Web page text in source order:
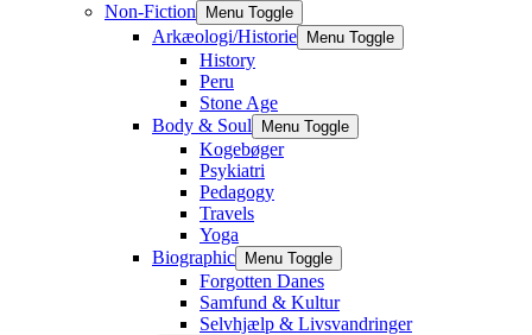
Non-Fiction
Menu Toggle
Arkæologi/Historie Menu Toggle
History
Peru
Stone Age
Body & Soul
Menu Toggle
Kogebøger
Psykiatri
Pedagogy
Travels
Yoga
Biographic
Menu Toggle
Forgotten Danes
Samfund & Kultur
Selvhjælp & Livsvandringer